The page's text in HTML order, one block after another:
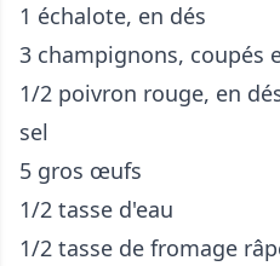
1 échalote, en dés
3 champignons, coupés
1/2 poivron rouge, en
sel
5 gros œufs
1/2 tasse d'eau
1/2 tasse de fromage